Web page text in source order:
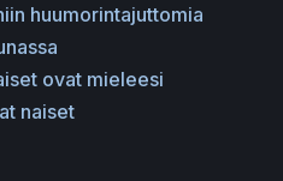
huumorintajuttomia
ovat mieleesi
naiset